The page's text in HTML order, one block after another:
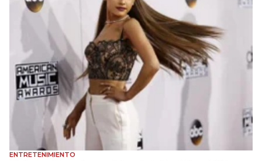
ENTRETENIMIENTO